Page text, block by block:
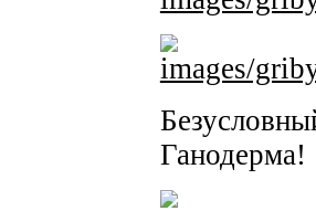
Ганодерма!